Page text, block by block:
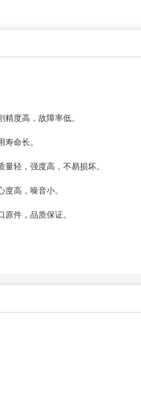
度高，故障率低。
命长。
轻，强度高，不易损坏。
高，噪音小。
件，品质保证。